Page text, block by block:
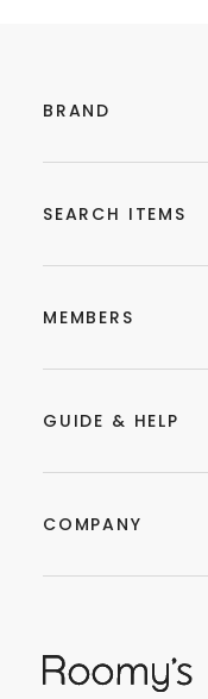
BRAND
SEARCH ITEMS
MEMBERS
GUIDE & HELP
COMPANY